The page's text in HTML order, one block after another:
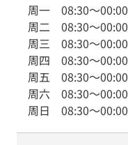
周一 08:30～00:00
周二 08:30～00:00
周三 08:30～00:00
周四 08:30～00:00
周五 08:30～00:00
周六 08:30～00:00
周日 08:30～00:00